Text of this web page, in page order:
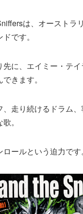
は、オーストラ
です。
に、エイミー・テイ
きます。
、走り続けるドラム
。
ールという迫力です。